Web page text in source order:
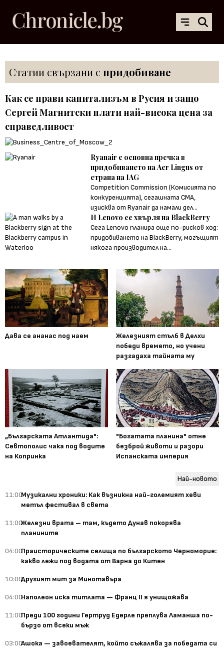
Статии свързани с придобиване
Как се прави капитализъм в Русия и защо
Сергей Магнитски плати най-висока цена за
справедливост
Ryanair е основна пречка в
придобиването на Aer Lingus от
страна на IAG
Competition Commission (Комисията по
конкуренцията), сегашната CMA,
изисква от Ryanair да намали дел...
И Lenovo се хвърля на BlackBerry
Сега Lenovo планира още по-рисков ход:
придобиването на BlackBerry, могъщият
някога производител на...
Дава се ананас под наем
Железният стълб в Делхи
победи времето, но учени
разгадаха тайната му
„Българската Атлантида":
Севтополис чака под водите
на Копринка
"Богатата планина" отне
безброй животи и разори
Испанската империя
Най-новото
11:00Музикални хроники: Как възникна най-големият хеви
метъл фестивал в света
11:00Железни врата – там, където Дунав покорява
планините
04:00Праисторическите селища по българското Черноморие:
какво лежи под водата от Варна до Китен
10:00Другият мит за Минотавъра
04:00Наполеон иска титлата — Франц II я унищожава
11:00Преди 100 години Гертруд Едерле преплува Ламанша по-
бързо от всеки мъж
03:00Ашока — завоевателят, който съжалява за победата си